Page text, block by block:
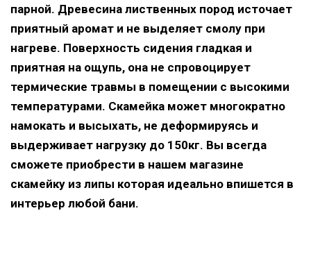
парной. Древесина лиственных пород источает
приятный аромат и не выделяет смолу при
нагреве. Поверхность сидения гладкая и
приятная на ощупь, она не спровоцирует
термические травмы в помещении с высокими
температурами. Скамейка может многократно
намокать и высыхать, не деформируясь и
выдерживает нагрузку до 150кг. Вы всегда
сможете приобрести в нашем магазине
скамейку из липы которая идеально впишется в
интерьер любой бани.